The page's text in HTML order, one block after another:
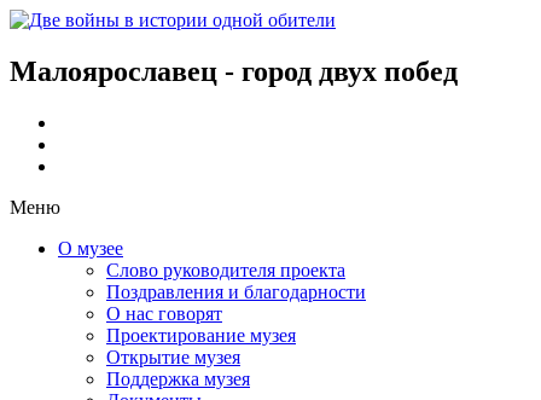
Малоярославец - город двух побед
Меню
О музее
Слово руководителя проекта
Поздравления и благодарности
О нас говорят
Проектирование музея
Открытие музея
Поддержка музея